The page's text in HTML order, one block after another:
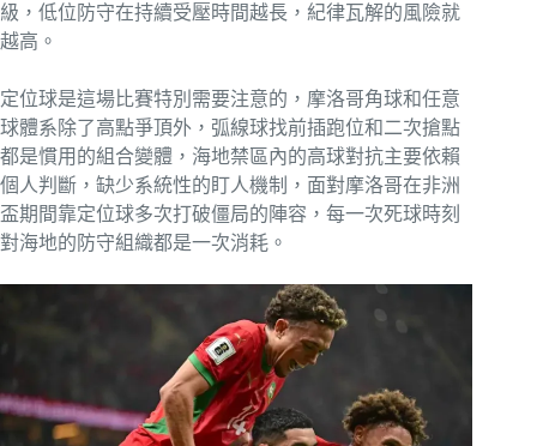
級，低位防守在持續受壓時間越長，紀律瓦解的風險就
越高。
定位球是這場比賽特別需要注意的，摩洛哥角球和任意
球體系除了高點爭頂外，弧線球找前插跑位和二次搶點
都是慣用的組合變體，海地禁區內的高球對抗主要依賴
個人判斷，缺少系統性的盯人機制，面對摩洛哥在非洲
盃期間靠定位球多次打破僵局的陣容，每一次死球時刻
對海地的防守組織都是一次消耗。